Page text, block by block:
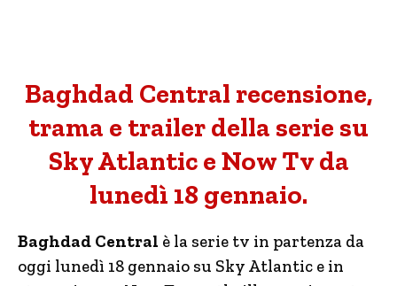
Baghdad Central recensione,
trama e trailer della serie su
Sky Atlantic e Now Tv da
lunedì 18 gennaio.
Baghdad Central è la serie tv in partenza da
oggi lunedì 18 gennaio su Sky Atlantic e in